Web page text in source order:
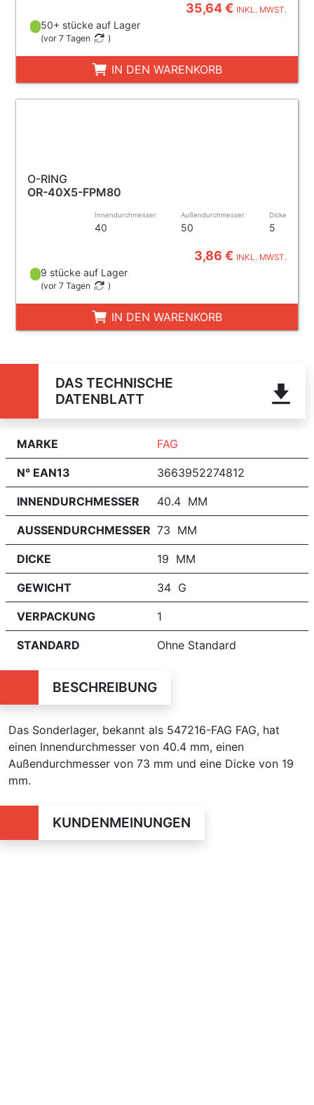
35,64 € INKL. MWST.
50+ stücke auf Lager
(vor 7 Tagen )
IN DEN WARENKORB
O-RING
OR-40X5-FPM80
Innendurchmesser
40
Außendurchmesser
50
Dicke
5
3,86 € INKL. MWST.
9 stücke auf Lager
(vor 7 Tagen )
IN DEN WARENKORB
DAS TECHNISCHE
DATENBLATT
MARKE FAG
N° EAN13 3663952274812
INNENDURCHMESSER 40.4 MM
AUSSENDURCHMESSER 73 MM
DICKE 19 MM
GEWICHT 34 G
VERPACKUNG 1
STANDARD Ohne Standard
BESCHREIBUNG
Das Sonderlager, bekannt als 547216-FAG FAG, hat
einen Innendurchmesser von 40.4 mm, einen
Außendurchmesser von 73 mm und eine Dicke von 19
mm.
KUNDENMEINUNGEN